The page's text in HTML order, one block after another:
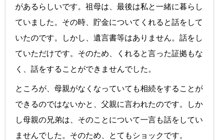
があるらしいです。祖母は、最後は私と一緒に暮らし
ていました。その時、貯金についてくれると話をして
いたのです。しかし、遺言書等はありません。話をし
ていただけです。そのため、くれると言った証拠もな
く、話をすることができませんでした。
ところが、母親がなくなっていても相続をすることが
できるのではないかと、父親に言われたのです。しか
し母親の兄弟は、そのことについて一言も話をしてい
ませんでした。そのため、とてもショックです。